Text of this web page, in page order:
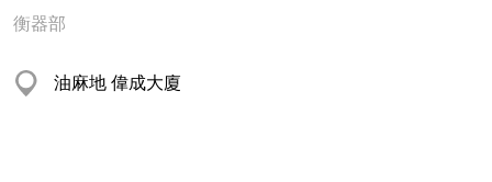
衡器部
油麻地 偉成大廈